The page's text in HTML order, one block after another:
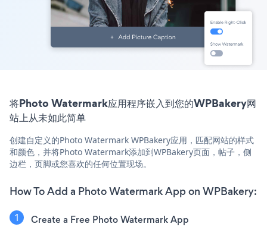
将Photo Watermark应用程序嵌入到您的WPBakery网
站上从未如此简单
创建自定义的Photo Watermark WPBakery应用，匹配网站的样式
和颜色，并将Photo Watermark添加到WPBakery页面，帖子，侧
边栏，页脚或您喜欢的任何位置现场。
How To Add a Photo Watermark App on WPBakery:
Create a Free Photo Watermark App